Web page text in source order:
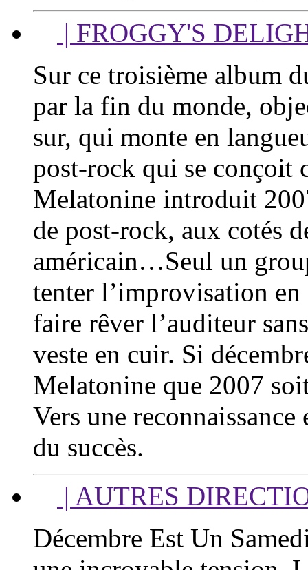
| FROGGY'S
Sur ce troisième album
par la fin du monde,
sur, qui monte en
post-rock qui se
Melatonine introduit
de post-rock, aux cotés
américain…Seul un
tenter l’improvisation
faire rêver l’auditeur
veste en cuir. Si
Melatonine que 2007
Vers une
du succès.
| AUTRES
Décembre Est Un